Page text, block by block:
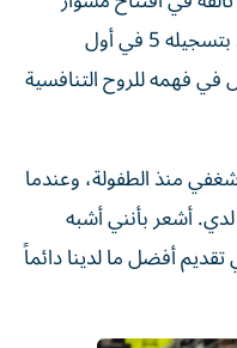
منتخب بلاده في كأس العالم 2026 بتسجيله 5 في أول
في فهمه للروح التنافسية
منذ الطفولة، وعندما
أشعر بأنني أشبه
تقديم أفضل ما لدينا دائماً